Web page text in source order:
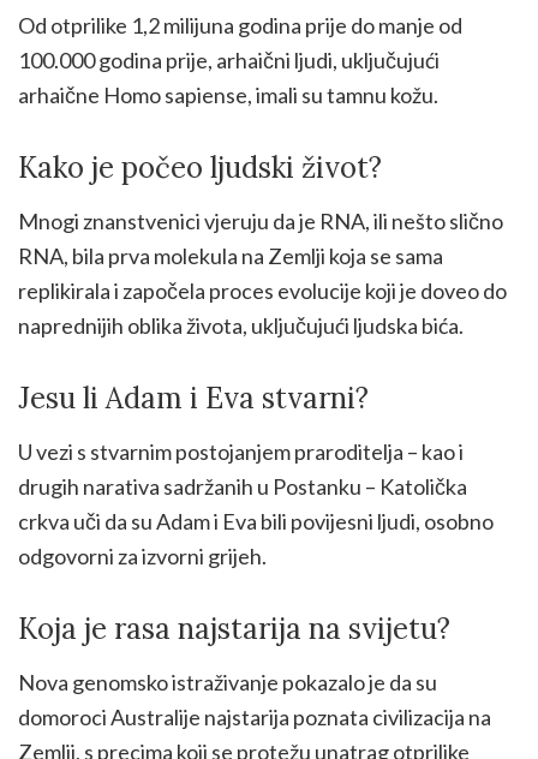
Od otprilike 1,2 milijuna godina prije do manje od
100.000 godina prije, arhaični ljudi, uključujući
arhaične Homo sapiense, imali su tamnu kožu.
Kako je počeo ljudski život?
Mnogi znanstvenici vjeruju da je RNA, ili nešto slično
RNA, bila prva molekula na Zemlji koja se sama
replikirala i započela proces evolucije koji je doveo do
naprednijih oblika života, uključujući ljudska bića.
Jesu li Adam i Eva stvarni?
U vezi s stvarnim postojanjem praroditelja – kao i
drugih narativa sadržanih u Postanku – Katolička
crkva uči da su Adam i Eva bili povijesni ljudi, osobno
odgovorni za izvorni grijeh.
Koja je rasa najstarija na svijetu?
Nova genomsko istraživanje pokazalo je da su
domoroci Australije najstarija poznata civilizacija na
Zemlji, s precima koji se protežu unatrag otprilike